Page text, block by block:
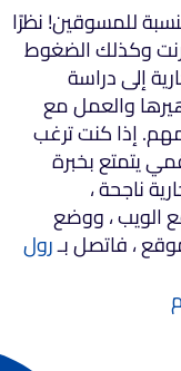
بالنسبة للمسوقين! نظرًا
وكذلك الضغوط
إلى دراسة
والعمل مع
إذا كنت ترغب
يتمتع بخبرة
ناجحة ،
الويب ، ووضع
، فاتصل بـرول